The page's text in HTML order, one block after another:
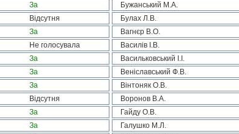
За Бужанський М.А.
Відсутня Булах Л.В.
За Вагнєр В.О.
Не голосувала Василів І.В.
За Васильковський І.І.
За Веніславський Ф.В.
За Вінтоняк О.В.
Відсутня Воронов В.А.
За Гайду О.В.
За Галушко М.Л.